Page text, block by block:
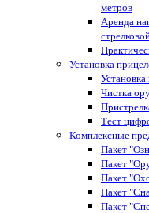
метров
Аренда
Установка
Установка
Чистка
Тест
Комплексные
Пакет
Пакет
Пакет
Пакет
Пакет